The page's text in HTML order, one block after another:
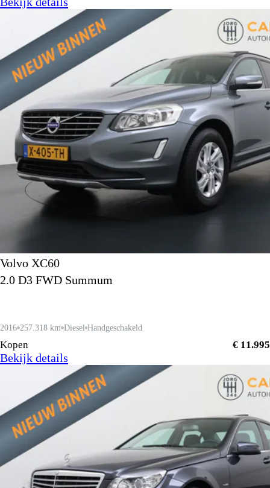
Volvo XC60
2.0 D3 FWD Summum
2016 257.318 km Diesel Handgeschakeld
Kopen € 11.995
Bekijk details